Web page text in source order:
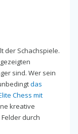
der Schachspiele.
sind. Wer sein
das
Chess mit
kreative
durch